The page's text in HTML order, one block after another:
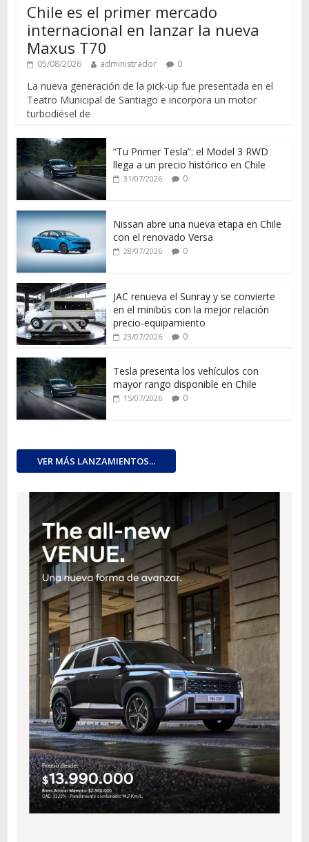
Chile es el primer mercado
internacional en lanzar la nueva
Maxus T70
05/08/2026 administrador 0
La nueva generación de la pick-up fue presentada en el
Teatro Municipal de Santiago e incorpora un motor
turbodiésel de
“Tu Primer Tesla”: el Model 3 RWD
llega a un precio histórico en Chile
31/07/2026 0
Nissan abre una nueva etapa en Chile
con el renovado Versa
28/07/2026 0
JAC renueva el Sunray y se convierte
en el minibús con la mejor relación
precio-equipamiento
23/07/2026 0
Tesla presenta los vehículos con
mayor rango disponible en Chile
15/07/2026 0
VER MÁS LANZAMIENTOS...